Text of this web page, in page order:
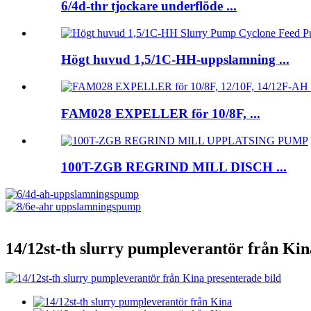
6/4d-thr tjockare underflöde ...
Högt huvud 1,5/1C-HH-uppslamning ...
FAM028 EXPELLER för 10/8F, ...
100T-ZGB REGRIND MILL DISCH ...
14/12st-th slurry pumpleverantör från